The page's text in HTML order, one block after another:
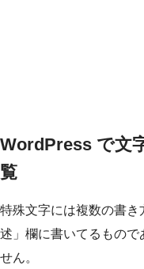
WordPress で文
覧
特殊文字には複数の書
述」欄に書いてるもので
せん。